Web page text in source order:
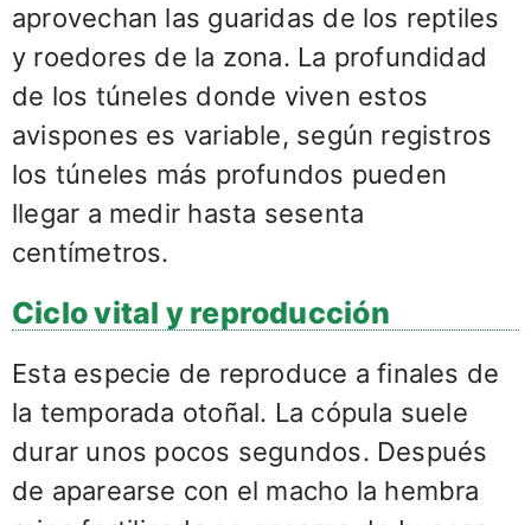
aprovechan las guaridas de los reptiles
y roedores de la zona. La profundidad
de los túneles donde viven estos
avispones es variable, según registros
los túneles más profundos pueden
llegar a medir hasta sesenta
centímetros.
Ciclo vital y reproducción
Esta especie de reproduce a finales de
la temporada otoñal. La cópula suele
durar unos pocos segundos. Después
de aparearse con el macho la hembra